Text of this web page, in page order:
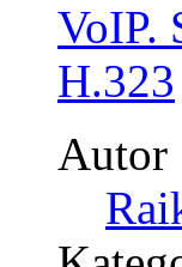
VoIP.
H.323
Autor